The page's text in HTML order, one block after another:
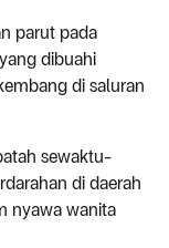
parut pada
dibuahi
di saluran
sewaktu-
di daerah
nyawa wanita